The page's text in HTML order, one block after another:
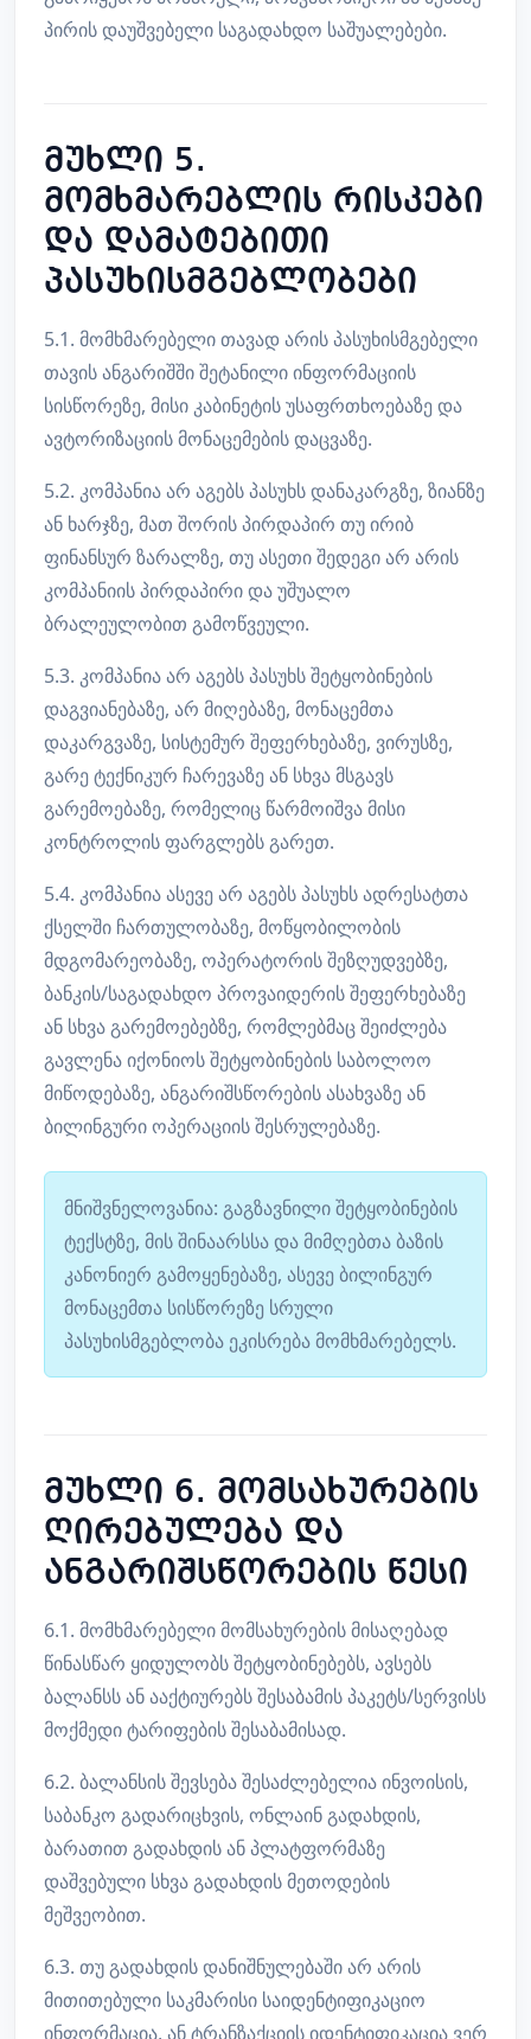
პირის დაუშვებელი საგადახდო საშუალებები.
მუხლი 5.
მომხმარებლის რისკები
და დამატებითი
პასუხისმგებლობები
5.1. მომხმარებელი თავად არის პასუხისმგებელი
თავის ანგარიშში შეტანილი ინფორმაციის
სისწორეზე, მისი კაბინეტის უსაფრთხოებაზე და
ავტორიზაციის მონაცემების დაცვაზე.
5.2. კომპანია არ აგებს პასუხს დანაკარგზე, ზიანზე
ან ხარჯზე, მათ შორის პირდაპირ თუ ირიბ
ფინანსურ ზარალზე, თუ ასეთი შედეგი არ არის
კომპანიის პირდაპირი და უშუალო
ბრალეულობით გამოწვეული.
5.3. კომპანია არ აგებს პასუხს შეტყობინების
დაგვიანებაზე, არ მიღებაზე, მონაცემთა
დაკარგვაზე, სისტემურ შეფერხებაზე, ვირუსზე,
გარე ტექნიკურ ჩარევაზე ან სხვა მსგავს
გარემოებაზე, რომელიც წარმოიშვა მისი
კონტროლის ფარგლებს გარეთ.
5.4. კომპანია ასევე არ აგებს პასუხს ადრესატთა
ქსელში ჩართულობაზე, მოწყობილობის
მდგომარეობაზე, ოპერატორის შეზღუდვებზე,
ბანკის/საგადახდო პროვაიდერის შეფერხებაზე
ან სხვა გარემოებებზე, რომლებმაც შეიძლება
გავლენა იქონიოს შეტყობინების საბოლოო
მიწოდებაზე, ანგარიშსწორების ასახვაზე ან
ბილინგური ოპერაციის შესრულებაზე.
მნიშვნელოვანია: გაგზავნილი შეტყობინების
ტექსტზე, მის შინაარსსა და მიმღებთა ბაზის
კანონიერ გამოყენებაზე, ასევე ბილინგურ
მონაცემთა სისწორეზე სრული
პასუხისმგებლობა ეკისრება მომხმარებელს.
მუხლი 6. მომსახურების
ღირებულება და
ანგარიშსწორების წესი
6.1. მომხმარებელი მომსახურების მისაღებად
წინასწარ ყიდულობს შეტყობინებებს, ავსებს
ბალანსს ან ააქტიურებს შესაბამის პაკეტს/სერვისს
მოქმედი ტარიფების შესაბამისად.
6.2. ბალანსის შევსება შესაძლებელია ინვოისის,
საბანკო გადარიცხვის, ონლაინ გადახდის,
ბარათით გადახდის ან პლატფორმაზე
დაშვებული სხვა გადახდის მეთოდების
მეშვეობით.
6.3. თუ გადახდის დანიშნულებაში არ არის
მითითებული საკმარისი საიდენტიფიკაციო
ინფორმაცია, ან ტრანზაქციის იდენტიფიკაცია ვერ